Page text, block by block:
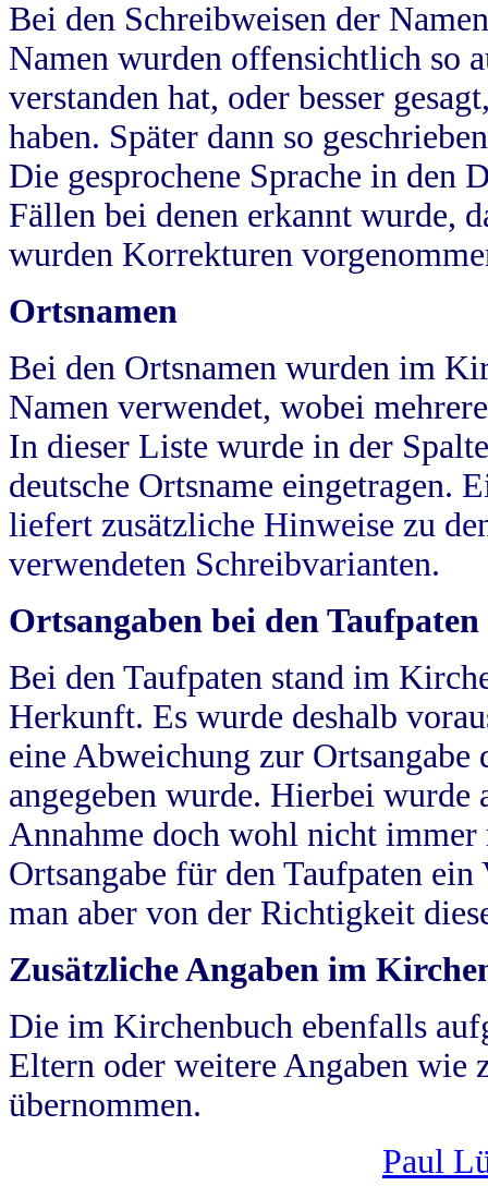
Bei den Schreibweisen der
Namen wurden offensichtlich so
verstanden hat, oder besser
haben. Später dann so
Die gesprochene Sprache in
Fällen bei denen erkannt wurde,
wurden Korrekturen
Ortsnamen
Bei den Ortsnamen wurden im
Namen verwendet, wobei
In dieser Liste wurde in der
deutsche Ortsname eingetragen.
liefert zusätzliche Hinweise zu
verwendeten Schreibvarianten.
Ortsangaben bei den Taufpaten
Bei den Taufpaten stand im
Herkunft. Es wurde deshalb
eine Abweichung zur
angegeben wurde. Hierbei wurde
Annahme doch wohl nicht
Ortsangabe für den Taufpaten
man aber von der Richtigkeit
Zusätzliche Angaben im
Die im Kirchenbuch ebenfalls
Eltern oder weitere Angaben wie
übernommen.
Paul